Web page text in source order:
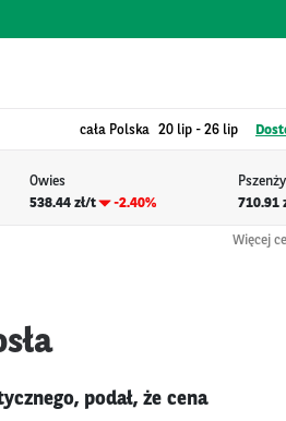
cała Polska 20 lip - 26 lip
Owies
538.44 zł/t
-2.40%
710.91
Więcej
podał, że cena